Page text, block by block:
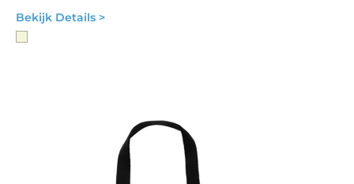
Bekijk Details >